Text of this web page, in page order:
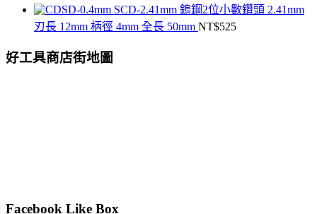
SCD-2.41mm 鎢鋼2位小數鑽頭 2.41mm
刃長 12mm 柄徑 4mm 全長 50mm NT$525
好工具商店街地圖
Facebook Like Box